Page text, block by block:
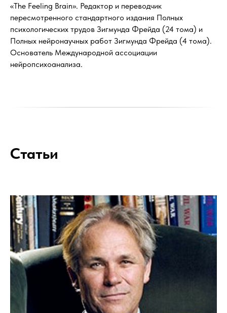
«The Feeling Brain». Редактор и переводчик
пересмотренного стандартного издания Полных
психологических трудов Зигмунда Фрейда (24 тома) и
Полных нейронаучных работ Зигмунда Фрейда (4 тома).
Основатель Международной ассоциации
нейропсихоанализа.
Статьи